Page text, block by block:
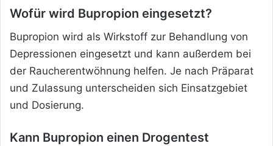
Wofür wird Bupropion eingesetzt?
Bupropion wird als Wirkstoff zur Behandlung von
Depressionen eingesetzt und kann außerdem bei
der Raucherentwöhnung helfen. Je nach Präparat
und Zulassung unterscheiden sich Einsatzgebiet
und Dosierung.
Kann Bupropion einen Drogentest